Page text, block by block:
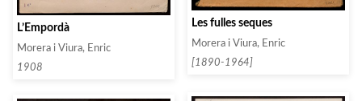
L’Empordà
Morera i Viura, Enric
1908
Les fulles seques
Morera i Viura, Enric
[1890-1964]